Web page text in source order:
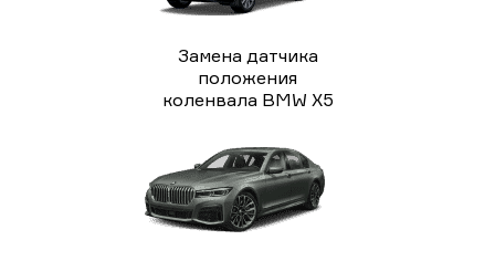
Замена датчика
положения
коленвала BMW X5